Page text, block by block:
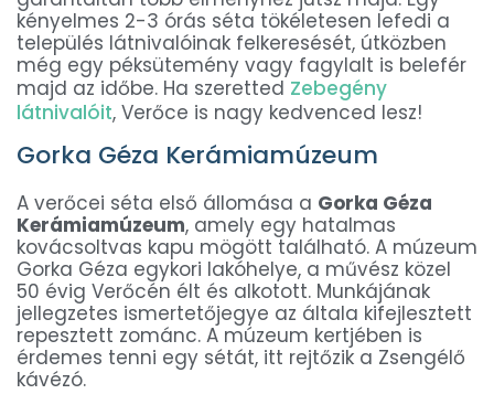
kényelmes 2-3 órás séta tökéletesen lefedi a
település látnivalóinak felkeresését, útközben
még egy péksütemény vagy fagylalt is belefér
majd az időbe. Ha szeretted Zebegény
látnivalóit, Verőce is nagy kedvenced lesz!
Gorka Géza Kerámiamúzeum
A verőcei séta első állomása a Gorka Géza
Kerámiamúzeum, amely egy hatalmas
kovácsoltvas kapu mögött található. A múzeum
Gorka Géza egykori lakóhelye, a művész közel
50 évig Verőcén élt és alkotott. Munkájának
jellegzetes ismertetőjegye az általa kifejlesztett
repesztett zománc. A múzeum kertjében is
érdemes tenni egy sétát, itt rejtőzik a Zsengélő
kávézó.